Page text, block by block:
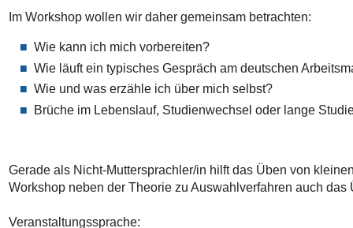
Im Workshop wollen wir daher gemeinsam betrachten:
Wie kann ich mich vorbereiten?
Wie läuft ein typisches Gespräch am deutschen
Wie und was erzähle ich über mich selbst?
Brüche im Lebenslauf, Studienwechsel oder lange
Gerade als Nicht-Muttersprachler/in hilft das Üben von
Workshop neben der Theorie zu Auswahlverfahren auch
Veranstaltungssprache: